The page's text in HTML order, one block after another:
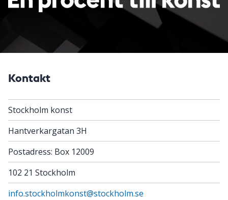
Kontakt
Stockholm konst
Hantverkargatan 3H
Postadress: Box 12009
102 21 Stockholm
info.stockholmkonst@stockholm.se